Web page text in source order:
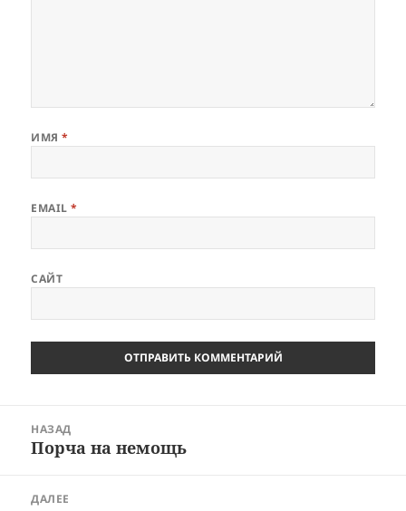
ИМЯ*
EMAIL*
САЙТ
записям
НАЗАД
Предыдущая
Порча на немощь
ДАЛЕЕ